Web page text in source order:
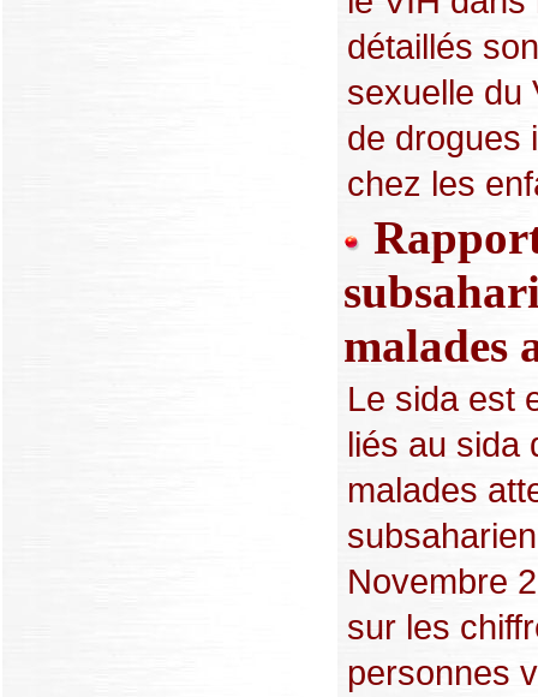
détaillés
sexuelle du
de drogues
chez les
malades
Le sida est
liés au sida
malades
Novembre
sur les
personnes